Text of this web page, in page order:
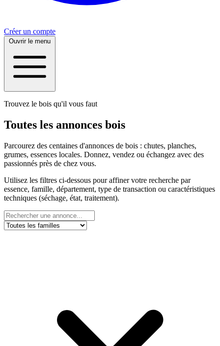
Créer un compte
Ouvrir le menu
Trouvez le bois qu'il vous faut
Toutes les annonces bois
Parcourez des centaines d'annonces de bois : chutes, planches,
grumes, essences locales. Donnez, vendez ou échangez avec des
passionnés près de chez vous.
Utilisez les filtres ci-dessous pour affiner votre recherche par
essence, famille, département, type de transaction ou caractéristiques
techniques (séchage, état, traitement).